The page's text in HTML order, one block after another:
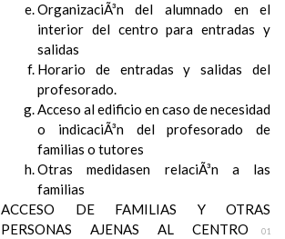
OrganizaciÃ³n del alumnado en el
interior del centro para entradas y
salidas
Horario de entradas y salidas del
profesorado.
Acceso al edificio en caso de necesidad
o indicaciÃ³n del profesorado de
familias o tutores
Otras medidasen relaciÃ³n a las
familias
ACCESO DE FAMILIAS Y OTRAS
PERSONAS AJENAS AL CENTRO
01